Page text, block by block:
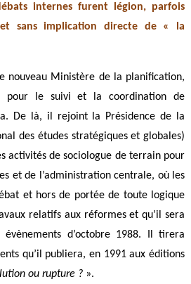
internes furent légion, parfois
sans implication directe de « la
nouveau Ministère de la planification,
pour le suivi et la coordination de
De là, il rejoint la Présidence de la
des études stratégiques et globales)
activités de sociologue de terrain pour
et de l’administration centrale, où les
et hors de portée de toute logique
relatifs aux réformes et qu’il sera
d’octobre 1988. Il tirera
qu’il publiera, en 1991 aux éditions
ou rupture ? ».